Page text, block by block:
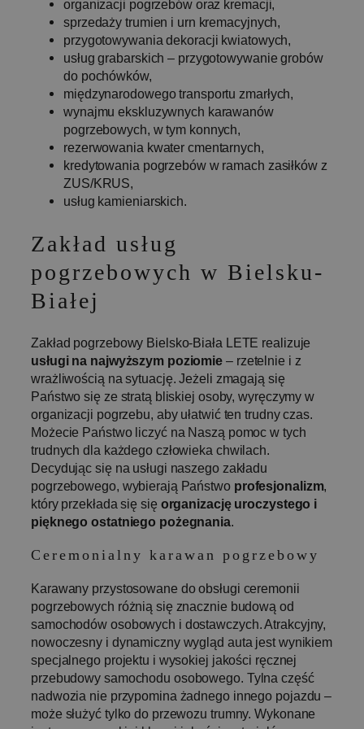
organizacji pogrzebów oraz kremacji,
sprzedaży trumien i urn kremacyjnych,
przygotowywania dekoracji kwiatowych,
usług grabarskich – przygotowywanie grobów
do pochówków,
międzynarodowego transportu zmarłych,
wynajmu ekskluzywnych karawanów
pogrzebowych, w tym konnych,
rezerwowania kwater cmentarnych,
kredytowania pogrzebów w ramach zasiłków z
ZUS/KRUS,
usług kamieniarskich.
Zakład usług
pogrzebowych w Bielsku-
Białej
Zakład pogrzebowy Bielsko-Biała LETE realizuje
usługi na najwyższym poziomie – rzetelnie i z
wrażliwością na sytuację. Jeżeli zmagają się
Państwo się ze stratą bliskiej osoby, wyręczymy w
organizacji pogrzebu, aby ułatwić ten trudny czas.
Możecie Państwo liczyć na Naszą pomoc w tych
trudnych dla każdego człowieka chwilach.
Decydując się na usługi naszego zakładu
pogrzebowego, wybierają Państwo profesjonalizm,
który przekłada się się organizację uroczystego i
pięknego ostatniego pożegnania.
Ceremonialny karawan pogrzebowy
Karawany przystosowane do obsługi ceremonii
pogrzebowych różnią się znacznie budową od
samochodów osobowych i dostawczych. Atrakcyjny,
nowoczesny i dynamiczny wygląd auta jest wynikiem
specjalnego projektu i wysokiej jakości ręcznej
przebudowy samochodu osobowego. Tylna część
nadwozia nie przypomina żadnego innego pojazdu –
może służyć tylko do przewozu trumny. Wykonane
Wydajność
Targetowanie
Funkcjonalność
Wydajnościowe pliki cookie zbierają informację o
tym, w jaki sposób odwiedzający korzystają ze
strony, np. analityczne pliki cookie. Te pliki cookie
nie mogą być wykorzystywane do bezpośredniej
identyfikacji konkretnego użytkownika.
Nazwa
Provider
_lscache_vary
pogrzeb-
bielsko.pl
optymalizacji
obsługi stron
preferencje
poprawić
strony
internetowej i
_ga
Google
LLC
.pogrzeb-
bielsko.pl
1 rok 1 miesiąc
powiązana z
Google
Universal
powszechnie
unikalnych
użytkowników
poprzez
losowo
liczby jako
identyfikatora
klienta. Jest on
Polityce prywatności Google